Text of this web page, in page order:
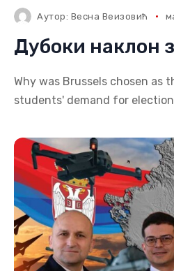
Аутор: Весна Веизовић
Дубоки наклон
Why was Brussels chosen as
students' demand for